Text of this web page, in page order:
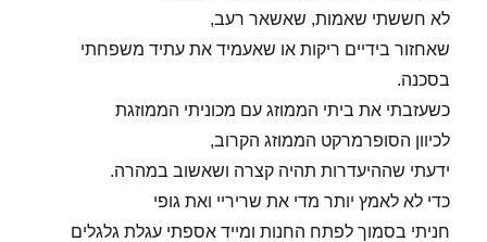
לא חששתי שאמות, שאשאר רעב,
שאחזור בידיים ריקות או שאעמיד את עתיד משפחתי
בסכנה.
כשעזבתי את ביתי הממוזג עם מכוניתי הממוזגת
לכיוון הסופרמרקט הממוזג הקרוב,
ידעתי שההיעדרות תהיה קצרה ושאשוב במהרה.
כדי לא לאמץ יותר מדי את שריריי ואת גופי
חניתי בסמוך לפתח החנות ומייד אספתי עגלת גלגלים